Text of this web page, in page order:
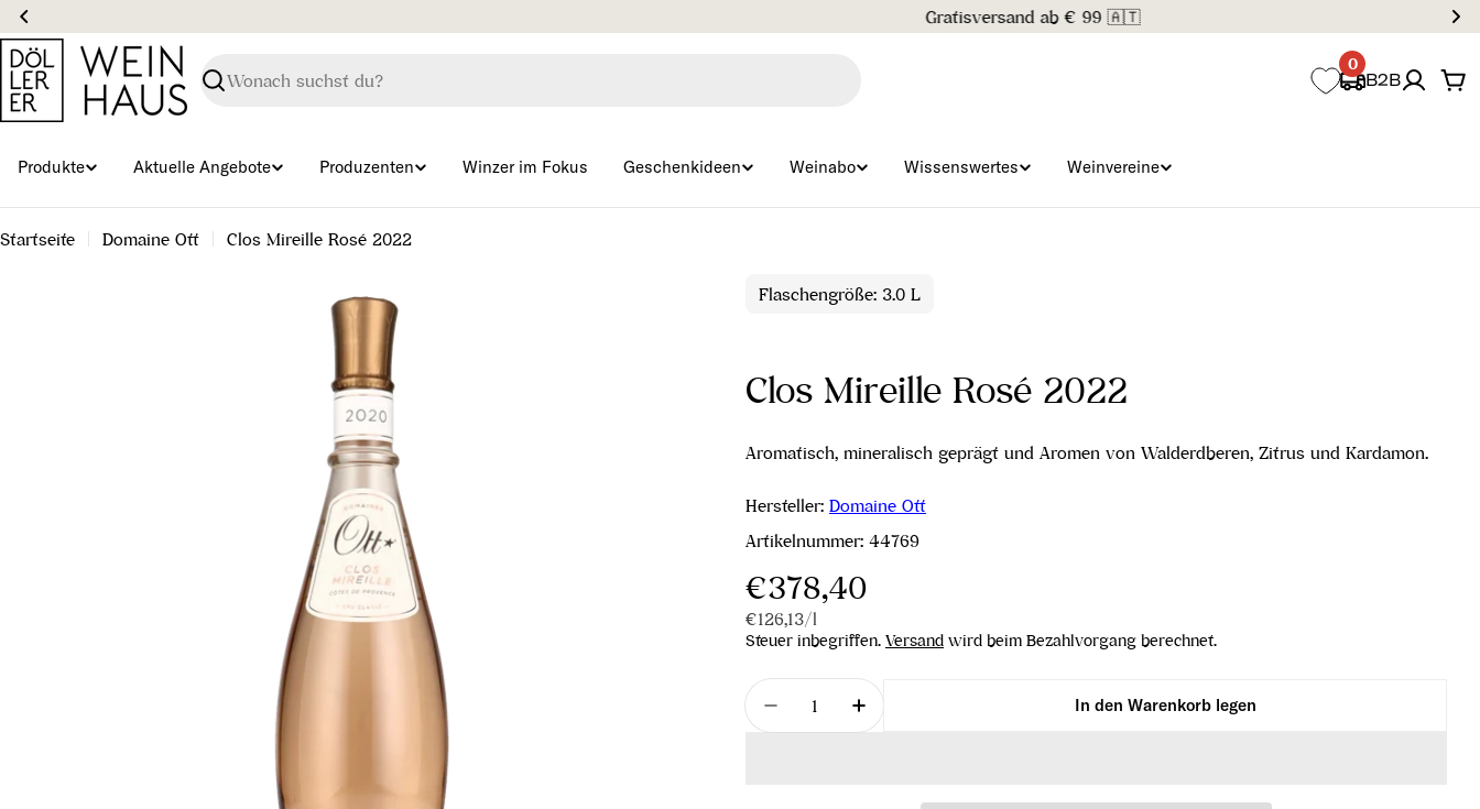
Zum
Inhalt
springen
Suchen
0
B2B
Produkte Aktuelle Angebote Produzenten Winzer im Fokus Geschenkideen Weinabo Wissenswertes Weinvereine
Startseite Domaine Ott Clos Mireille Rosé 2022
Flaschengröße: 3.0 L
Clos Mireille Rosé 2022
Aromatisch, mineralisch geprägt und Aromen von Walderdberen, Zitrus und Kardamon.
Hersteller: Domaine Ott
Artikelnummer: 44769
Regulärer
Preis
€378,40
Stückpreis
€126,13/pro
l
Steuer inbegriffen. Versand wird beim Bezahlvorgang berechnet.
Menge
Menge für Clos Mireille Rosé 2022 verringern
Menge für Clos Mireille Rosé 2022 erhöhen
In den Warenkorb legen